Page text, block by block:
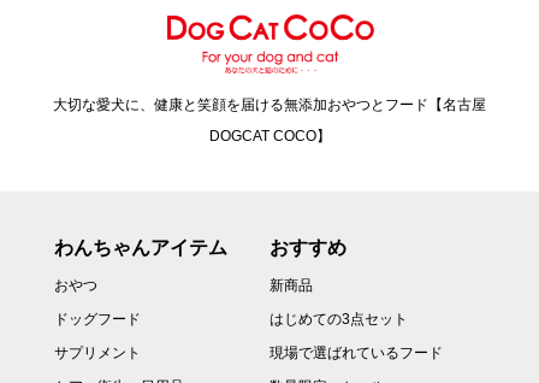
大切な愛犬に、健康と笑顔を届ける無添加おやつとフード【名古屋
DOGCAT COCO】
わんちゃんアイテム
おやつ
ドッグフード
サプリメント
おすすめ
新商品
はじめての3点セット
現場で選ばれているフード